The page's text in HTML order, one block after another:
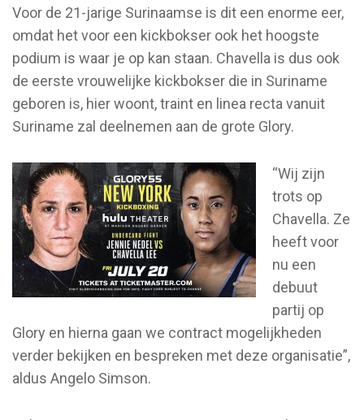
Voor de 21-jarige Surinaamse is dit een enorme eer,
omdat het voor een kickbokser ook het hoogste
podium is waar je op kan staan. Chavella is dus ook
de eerste vrouwelijke kickbokser die in Suriname
geboren is, hier woont, traint en linea recta vanuit
Suriname zal deelnemen aan de grote Glory.
“Wij zijn
trots op
Chavella. Ze
heeft voor
nu een
debuut
partij op
Glory en hierna gaan we contract mogelijkheden
verder bekijken en bespreken met deze organisatie”,
aldus Angelo Simson.